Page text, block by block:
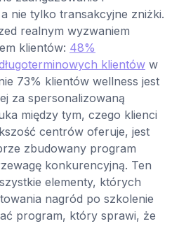
nie tylko transakcyjne zniżki.
realnym wyzwaniem
klientów: 48%
klientów w
73% klientów wellness jest
za spersonalizowaną
między tym, czego klienci
centrów oferuje, jest
zbudowany program
konkurencyjną. Ten
elementy, których
nagród po szkolenie
program, który sprawi, że